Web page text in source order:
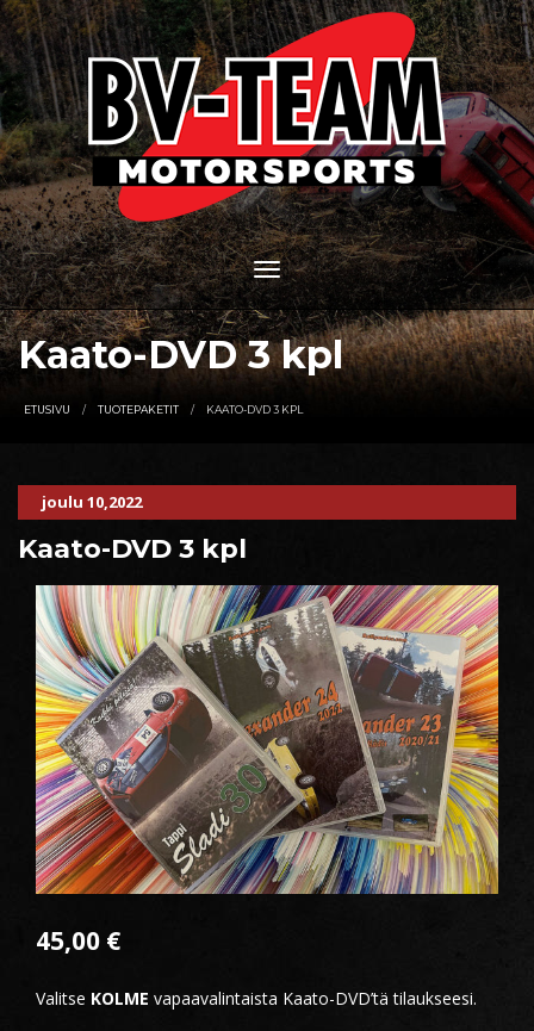
Kaato-DVD 3 kpl
ETUSIVU TUOTEPAKETIT KAATO-DVD 3 KPL
joulu 10,2022
Kaato-DVD 3 kpl
45,00 €
Valitse KOLME vapaavalintaista Kaato-DVD’tä tilaukseesi.